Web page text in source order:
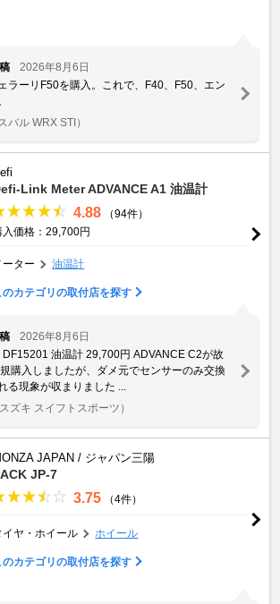
2026年8月6日
ラーリF50を購入。これで、F40、F50、エン
バル WRX STI）
Link Meter ADVANCE A1 油温計
4.88
（94件）
入価格：29,700円
ーター 油温計
のカテゴリの取付店を探す
2026年8月6日
DF15201 油温計 29,700円 ADVANCE C2が故
購入しましたが、ダメ元でセンサーのみ交換
る現象が収まりました ...
ズキ スイフトスポーツ）
JAPAN / ジャパン三陽
JP-7
3.75 （4件）
イヤ・ホイール ホイール
のカテゴリの取付店を探す